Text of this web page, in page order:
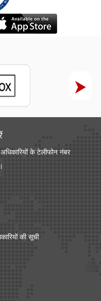
के टेलीफोन नंबर
की सूची